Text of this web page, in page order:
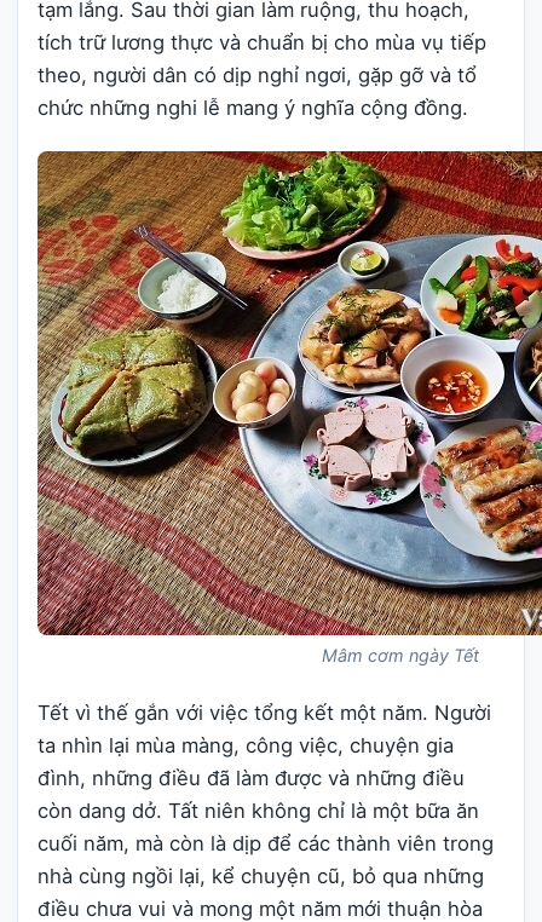
tạm lắng. Sau thời gian làm ruộng, thu hoạch,
tích trữ lương thực và chuẩn bị cho mùa vụ tiếp
theo, người dân có dịp nghỉ ngơi, gặp gỡ và tổ
chức những nghi lễ mang ý nghĩa cộng đồng.
Mâm cơm ngày Tết
Tết vì thế gắn với việc tổng kết một năm. Người
ta nhìn lại mùa màng, công việc, chuyện gia
đình, những điều đã làm được và những điều
còn dang dở. Tất niên không chỉ là một bữa ăn
cuối năm, mà còn là dịp để các thành viên trong
nhà cùng ngồi lại, kể chuyện cũ, bỏ qua những
điều chưa vui và mong một năm mới thuận hòa